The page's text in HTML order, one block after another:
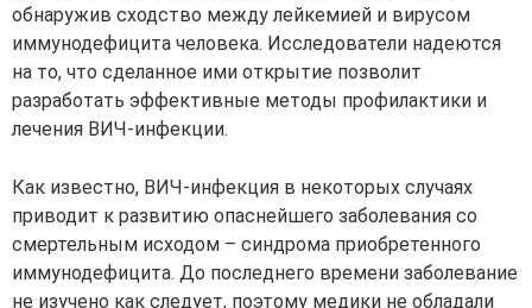
обнаружив сходство между лейкемией и вирусом
иммунодефицита человека. Исследователи надеются
на то, что сделанное ими открытие позволит
разработать эффективные методы профилактики и
лечения ВИЧ-инфекции.
Как известно, ВИЧ-инфекция в некоторых случаях
приводит к развитию опаснейшего заболевания со
смертельным исходом – синдрома приобретенного
иммунодефицита. До последнего времени заболевание
не изучено как следует, поэтому медики не обладали